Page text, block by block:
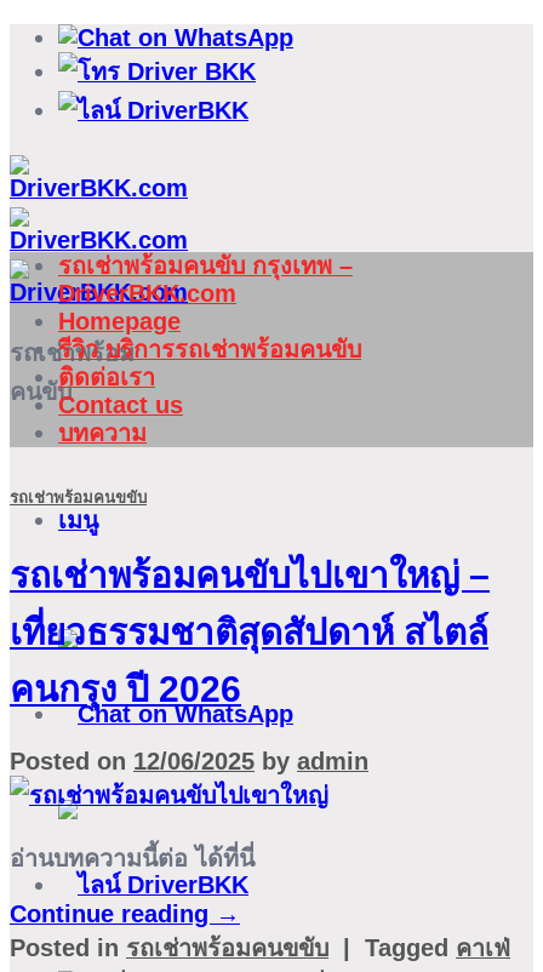
ข้าม
เนื้อหา
รถเช่าพร้อม
คนขับ
เมนู
รถเช่าพร้อมคนขับ กรุงเทพ –
DriverBKK.com
Homepage
รีวิว บริการรถเช่าพร้อมคนขับ
ติดต่อเรา
Contact us
บทความ
รถเช่าพร้อมคนขขับ
รถเช่าพร้อมคนขับไปเขาใหญ่ –
เที่ยวธรรมชาติสุดสัปดาห์ สไตล์
คนกรุง ปี 2026
Posted on 12/06/2025 by admin
อ่านบทความนี้ต่อ ได้ที่นี่
Continue reading →
Posted in รถเช่าพร้อมคนขขับ Tagged คาเฟ่